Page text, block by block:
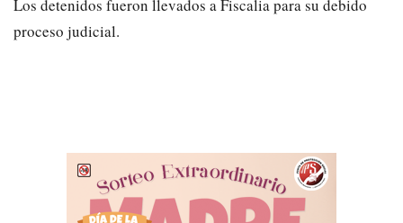
Los detenidos fueron llevados a Fiscalia para su debido
proceso judicial.